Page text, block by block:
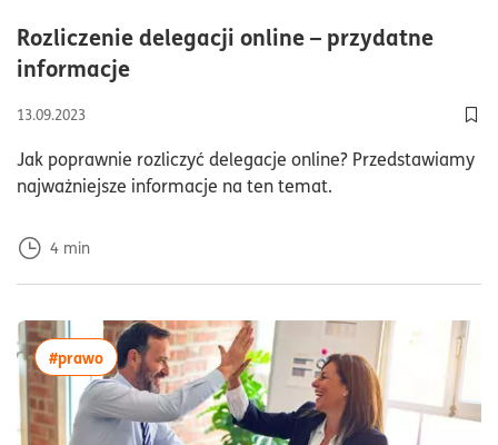
Rozliczenie delegacji online – przydatne
informacjeczas czytania4minuty
13.09.2023
Jak poprawnie rozliczyć delegacje online? Przedstawiamy
najważniejsze informacje na ten temat.
4 min
#prawowięcej artykułów z tagiem:#prawo